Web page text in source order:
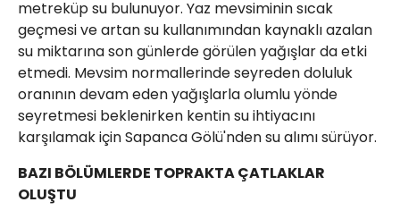
metreküp su bulunuyor. Yaz mevsiminin sıcak
geçmesi ve artan su kullanımından kaynaklı azalan
su miktarına son günlerde görülen yağışlar da etki
etmedi. Mevsim normallerinde seyreden doluluk
oranının devam eden yağışlarla olumlu yönde
seyretmesi beklenirken kentin su ihtiyacını
karşılamak için Sapanca Gölü'nden su alımı sürüyor.
BAZI BÖLÜMLERDE TOPRAKTA ÇATLAKLAR
OLUŞTU